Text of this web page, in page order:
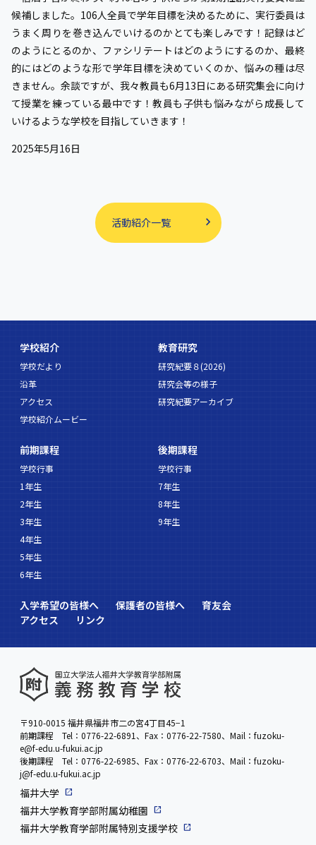
候補しました。106人全員で学年目標を決めるために、実行委員は
うまく周りを巻き込んでいけるのかとても楽しみです！記録はど
のようにとるのか、ファシリテートはどのようにするのか、最終
的にはどのような形で学年目標を決めていくのか、悩みの種は尽
きません。余談ですが、我々教員も6月13日にある研究集会に向け
て授業を練っている最中です！教員も子供も悩みながら成長して
いけるような学校を目指していきます！
2025年5月16日
活動紹介一覧
学校紹介
学校だより
沿革
アクセス
学校紹介ムービー
教育研究
研究紀要８(2026)
研究会等の様子
研究紀要アーカイブ
前期課程
学校行事
1年生
2年生
3年生
4年生
5年生
6年生
後期課程
学校行事
7年生
8年生
9年生
入学希望の皆様へ 保護者の皆様へ
育友会
アクセス
リンク
〒910-0015 福井県福井市二の宮4丁目45−1
前期課程 Tel：0776-22-6891、Fax：0776-22-7580、Mail：fuzoku-
e@f-edu.u-fukui.ac.jp
後期課程 Tel：0776-22-6985、Fax：0776-22-6703、Mail：fuzoku-
j@f-edu.u-fukui.ac.jp
福井大学
福井大学教育学部附属幼稚園
福井大学教育学部附属特別支援学校